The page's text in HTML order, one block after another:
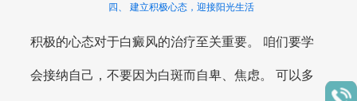
四、 建立积极心态，迎接阳光生活
积极的心态对于白癜风的治疗至关重要。 咱们要学
会接纳自己，不要因为白斑而自卑、焦虑。 可以多